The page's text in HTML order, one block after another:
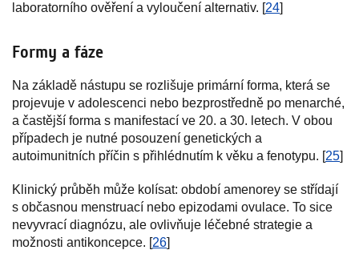
laboratorního ověření a vyloučení alternativ. [24]
Formy a fáze
Na základě nástupu se rozlišuje primární forma, která se
projevuje v adolescenci nebo bezprostředně po menarché,
a častější forma s manifestací ve 20. a 30. letech. V obou
případech je nutné posouzení genetických a
autoimunitních příčin s přihlédnutím k věku a fenotypu. [25]
Klinický průběh může kolísat: období amenorey se střídají
s občasnou menstruací nebo epizodami ovulace. To sice
nevyvrací diagnózu, ale ovlivňuje léčebné strategie a
možnosti antikoncepce. [26]